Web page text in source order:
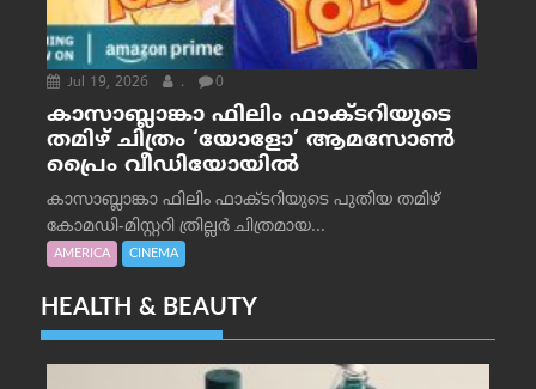
Jul 19, 2026 . 0
കാസാബ്ലാങ്കാ ഫിലിം ഫാക്ടറിയുടെ
തമിഴ് ചിത്രം ‘യോളോ’ ആമസോൺ
പ്രൈം വീഡിയോയിൽ
കാസാബ്ലാങ്കാ ഫിലിം ഫാക്ടറിയുടെ പുതിയ തമിഴ്
കോമഡി-മിസ്റ്ററി ത്രില്ലർ ചിത്രമായ...
AMERICA CINEMA
HEALTH & BEAUTY